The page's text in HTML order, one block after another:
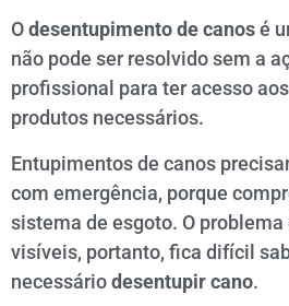
Odesentupimento de canosé
não pode ser resolvido sem a
profissional para ter acesso
produtos necessários.
Entupimentos de canos
com emergência, porque
sistema de esgoto. O problema
visíveis, portanto, fica difícil
necessáriodesentupir cano.